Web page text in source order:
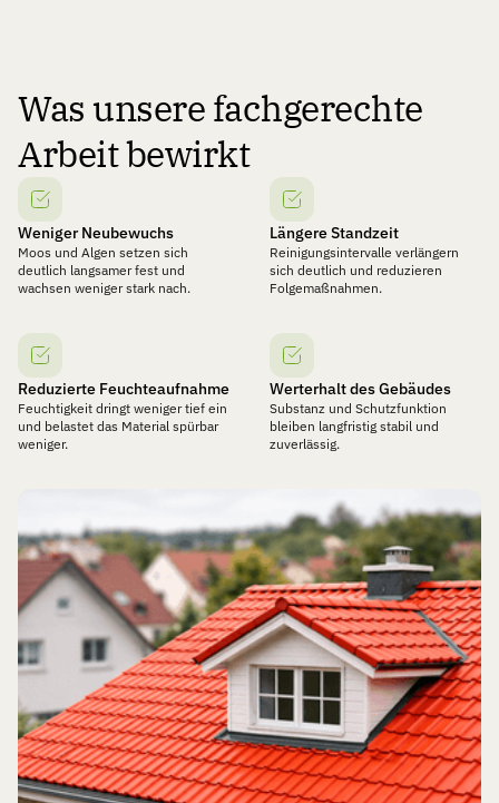
Was unsere fachgerechte
Arbeit bewirkt
Weniger Neubewuchs
Moos und Algen setzen sich
deutlich langsamer fest und
wachsen weniger stark nach.
Längere Standzeit
Reinigungsintervalle verlängern
sich deutlich und reduzieren
Folgemaßnahmen.
Reduzierte Feuchteaufnahme
Feuchtigkeit dringt weniger tief ein
und belastet das Material spürbar
weniger.
Werterhalt des Gebäudes
Substanz und Schutzfunktion
bleiben langfristig stabil und
zuverlässig.